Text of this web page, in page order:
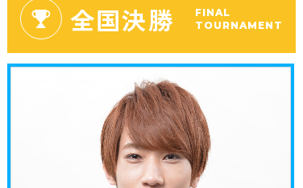
全国決勝
FINAL
TOURNAMENT